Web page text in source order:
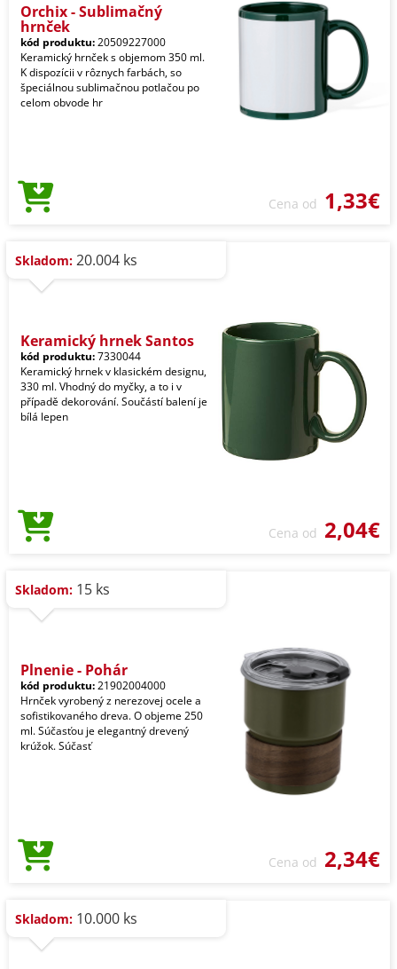
Orchix - Sublimačný
hrnček
kód produktu:20509227000
Keramický hrnček s objemom 350 ml.
K dispozícii v rôznych farbách, so
špeciálnou sublimačnou potlačou po
celom obvode hr
Cena od 1,33€
Skladom: 20.004 ks
Keramický hrnek Santos
kód produktu:7330044
Keramický hrnek v klasickém designu,
330 ml. Vhodný do myčky, a to i v
případě dekorování. Součástí balení je
bílá lepen
Cena od 2,04€
Skladom: 15 ks
Plnenie - Pohár
kód produktu:21902004000
Hrnček vyrobený z nerezovej ocele a
sofistikovaného dreva. O objeme 250
ml. Súčasťou je elegantný drevený
krúžok. Súčasť
Cena od 2,34€
Skladom: 10.000 ks